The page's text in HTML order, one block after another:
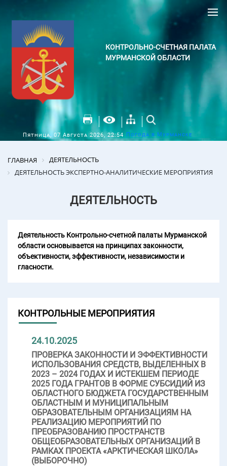
КОНТРОЛЬНО-СЧЕТНАЯ ПАЛАТА
МУРМАНСКОЙ ОБЛАСТИ
Пятница, 07 Августа 2026, 22:54 Погода в Мурманске
ГЛАВНАЯ
ДЕЯТЕЛЬНОСТЬ
ДЕЯТЕЛЬНОСТЬ ЭКСПЕРТНО-АНАЛИТИЧЕСКИЕ МЕРОПРИЯТИЯ
ДЕЯТЕЛЬНОСТЬ
Деятельность Контрольно-счетной палаты Мурманской
области основывается на принципах законности,
объективности, эффективности, независимости и
гласности.
КОНТРОЛЬНЫЕ МЕРОПРИЯТИЯ
24.10.2025
ПРОВЕРКА ЗАКОННОСТИ И ЭФФЕКТИВНОСТИ
ИСПОЛЬЗОВАНИЯ СРЕДСТВ, ВЫДЕЛЕННЫХ В
2023 – 2024 ГОДАХ И ИСТЕКШЕМ ПЕРИОДЕ
2025 ГОДА ГРАНТОВ В ФОРМЕ СУБСИДИЙ ИЗ
ОБЛАСТНОГО БЮДЖЕТА ГОСУДАРСТВЕННЫМ
ОБЛАСТНЫМ И МУНИЦИПАЛЬНЫМ
ОБРАЗОВАТЕЛЬНЫМ ОРГАНИЗАЦИЯМ НА
РЕАЛИЗАЦИЮ МЕРОПРИЯТИЙ ПО
ПРЕОБРАЗОВАНИЮ ПРОСТРАНСТВ
ОБЩЕОБРАЗОВАТЕЛЬНЫХ ОРГАНИЗАЦИЙ В
РАМКАХ ПРОЕКТА «АРКТИЧЕСКАЯ ШКОЛА»
(ВЫБОРОЧНО)